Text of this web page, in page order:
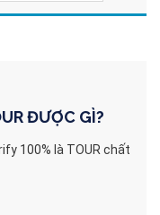
ĐƯỢC GÌ?
100% là TOUR chất